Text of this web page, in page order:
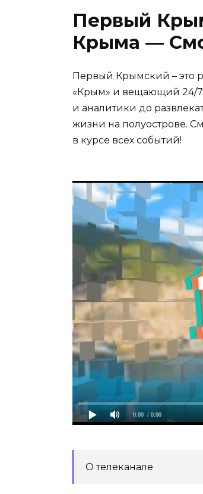
Первый
Крыма —
Первый Крымский – это
«Крым» и вещающий 24/7.
и аналитики до
жизни на полуострове.
в курсе всех событий!
0:00 / 0:00
О телеканале